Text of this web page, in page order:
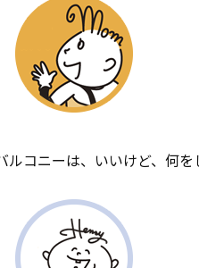
ルコニーは、いいけど、何を